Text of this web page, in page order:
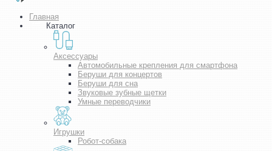
Главная
Каталог
Аксессуары
Автомобильные крепления для смартфона
Беруши для концертов
Беруши для сна
Звуковые зубные щетки
Умные переводчики
Игрушки
Робот-собака